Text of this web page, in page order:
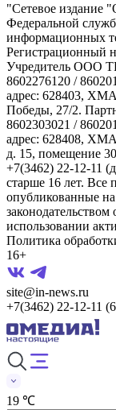
"Сетевое издание
Федеральной
информационных
Регистрационный
Учредитель ООО
8602276120 /
адрес: 628403,
Победы, 27/2.
8602303021 /
адрес: 628408,
д. 15, помещение
+7(3462) 22-12-11
старше 16 лет. Все
опубликованные
использовании
Политика
16+
site@in-news.ru
+7(3462) 22-12-11
19 ℃